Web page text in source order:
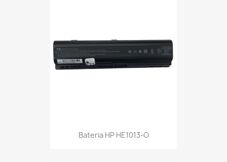
Bateria HP HE1013-O